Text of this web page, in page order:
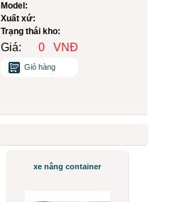
Model:
Xuất xứ:
Trạng thái kho:
Giá: 0 VNĐ
Giỏ hàng
xe nâng container